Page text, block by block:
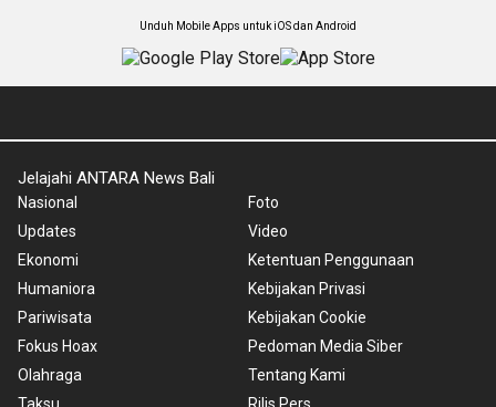
Unduh Mobile Apps untuk iOS dan Android
Jelajahi ANTARA News Bali
Nasional
Updates
Ekonomi
Humaniora
Pariwisata
Fokus Hoax
Olahraga
Foto
Video
Ketentuan Penggunaan
Kebijakan Privasi
Kebijakan Cookie
Pedoman Media Siber
Tentang Kami